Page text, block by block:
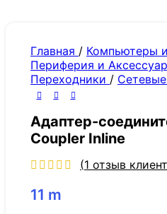
Главная / Компьютеры
Периферия и
Переходники /
Адаптер-
Coupler Inline
(1 отзыв
11 m